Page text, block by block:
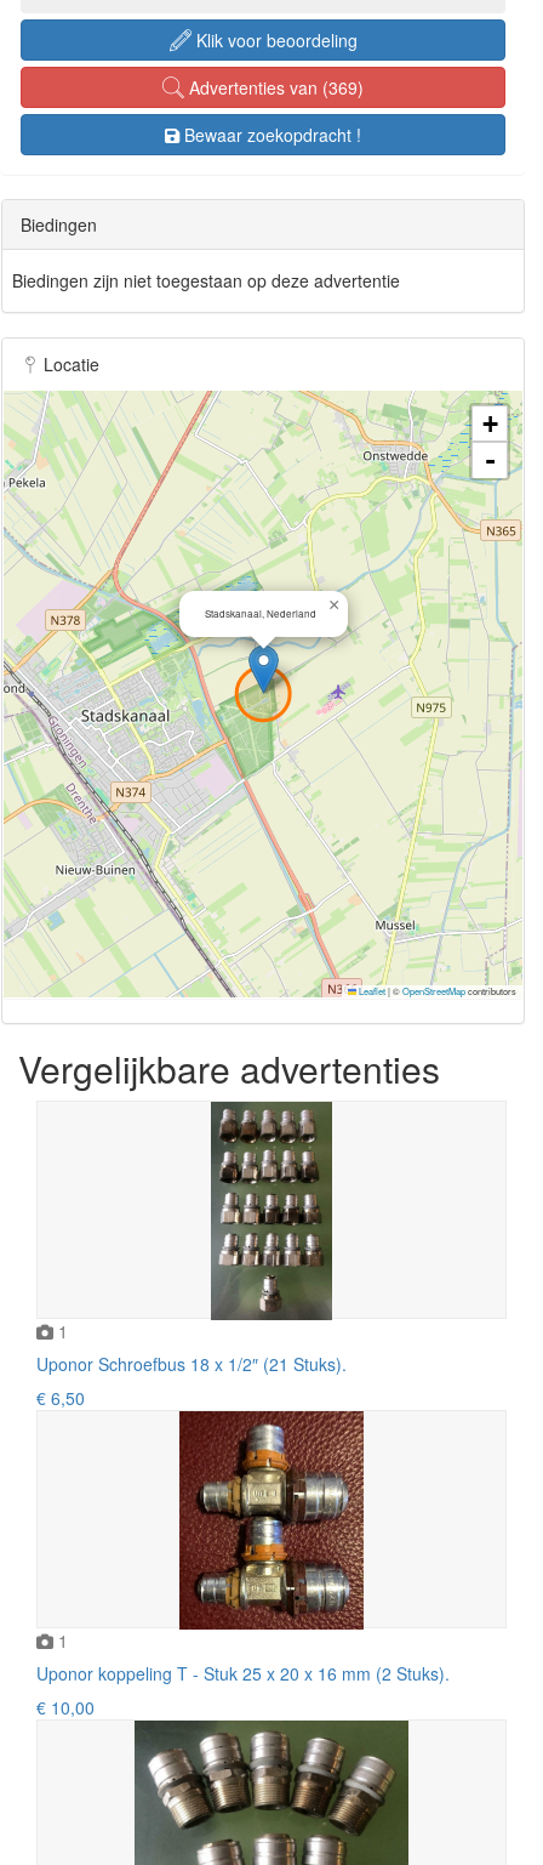
Klik voor beoordeling
Advertenties van (369)
Bewaar zoekopdracht !
Biedingen
Biedingen zijn niet toegestaan op deze advertentie
Locatie
Stadskanaal, Nederland ×
+
-
Leaflet|©OpenStreetMapcontributors
Vergelijkbare advertenties
1
Uponor Schroefbus 18 x 1/2″ (21 Stuks).
€ 6,50
1
Uponor koppeling T - Stuk 25 x 20 x 16 mm (2 Stuks).
€ 10,00